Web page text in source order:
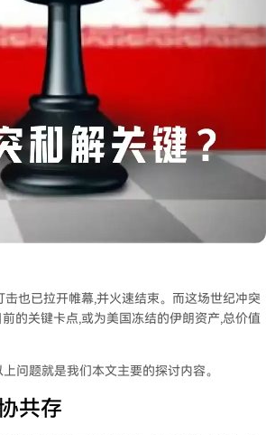
也已拉开帷幕,并火速结束。而这场世纪冲突
的关键卡点,或为美国冻结的伊朗资产,总价值
上问题就是我们本文主要的探讨内容。
共存